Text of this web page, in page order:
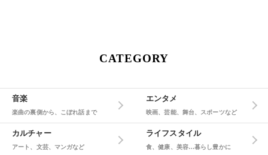
CATEGORY
音楽
楽曲の裏側から、こぼれ話まで
エンタメ
映画、芸能、舞台、スポーツなど
カルチャー
アート、文芸、マンガなど
ライフスタイル
食、健康、美容…暮らし豊かに